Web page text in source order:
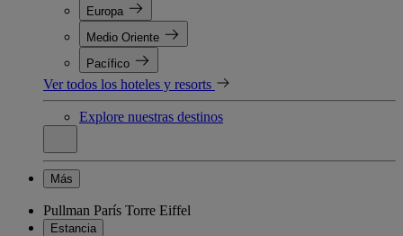
Europa
Medio Oriente
Pacífico
Ver todos los hoteles y resorts
Explore nuestras destinos
Más
Pullman París Torre Eiffel
Estancia